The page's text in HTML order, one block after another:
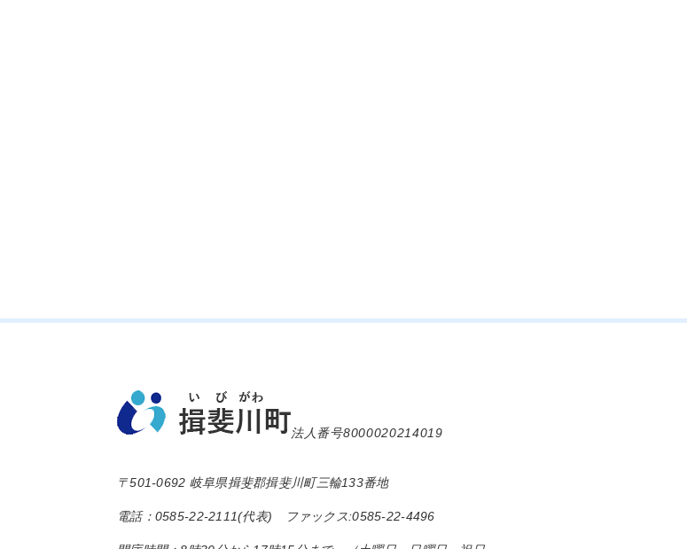
法人番号8000020214019
〒501-0692 岐阜県揖斐郡揖斐川町三輪133番地
電話：0585-22-2111(代表) ファックス:0585-22-4496